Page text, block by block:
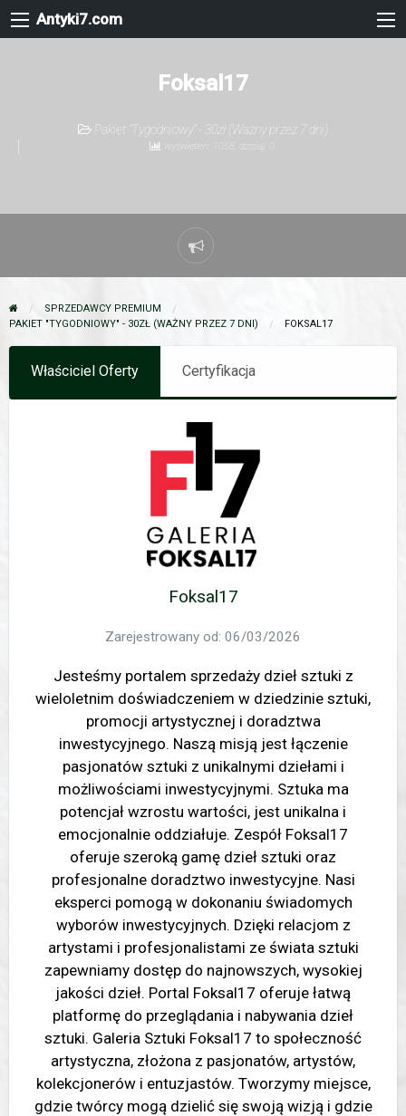
Antyki7.com
Foksal17
Pakiet "Tygodniowy" - 30zł (Ważny przez 7 dni)
wyświetleń: 1058, dzisiaj: 0
Zgłoś
problem
SPRZEDAWCY PREMIUM
PAKIET "TYGODNIOWY" - 30ZŁ (WAŻNY PRZEZ 7 DNI)
FOKSAL17
Właściciel Oferty Certyfikacja
Foksal17
Zarejestrowany od: 06/03/2026
Jesteśmy portalem sprzedaży dzieł sztuki z
wieloletnim doświadczeniem w dziedzinie sztuki,
promocji artystycznej i doradztwa
inwestycyjnego. Naszą misją jest łączenie
pasjonatów sztuki z unikalnymi dziełami i
możliwościami inwestycyjnymi. Sztuka ma
potencjał wzrostu wartości, jest unikalna i
emocjonalnie oddziałuje. Zespół Foksal17
oferuje szeroką gamę dzieł sztuki oraz
profesjonalne doradztwo inwestycyjne. Nasi
eksperci pomogą w dokonaniu świadomych
wyborów inwestycyjnych. Dzięki relacjom z
artystami i profesjonalistami ze świata sztuki
zapewniamy dostęp do najnowszych, wysokiej
jakości dzieł. Portal Foksal17 oferuje łatwą
platformę do przeglądania i nabywania dzieł
sztuki. Galeria Sztuki Foksal17 to społeczność
artystyczna, złożona z pasjonatów, artystów,
kolekcjonerów i entuzjastów. Tworzymy miejsce,
gdzie twórcy mogą dzielić się swoją wizją i gdzie